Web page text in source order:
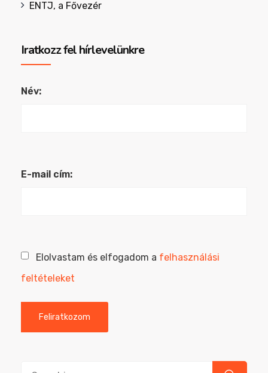
ENTJ, a Fővezér
Iratkozz fel hírlevelünkre
Név:
E-mail cím:
Elolvastam és elfogadom a felhasználási
feltételeket